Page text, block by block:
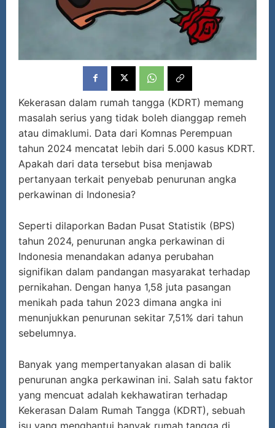
Kekerasan dalam rumah tangga (KDRT) memang
masalah serius yang tidak boleh dianggap remeh
atau dimaklumi. Data dari Komnas Perempuan
tahun 2024 mencatat lebih dari 5.000 kasus KDRT.
Apakah dari data tersebut bisa menjawab
pertanyaan terkait penyebab penurunan angka
perkawinan di Indonesia?
Seperti dilaporkan Badan Pusat Statistik (BPS)
tahun 2024, penurunan angka perkawinan di
Indonesia menandakan adanya perubahan
signifikan dalam pandangan masyarakat terhadap
pernikahan. Dengan hanya 1,58 juta pasangan
menikah pada tahun 2023 dimana angka ini
menunjukkan penurunan sekitar 7,51% dari tahun
sebelumnya.
Banyak yang mempertanyakan alasan di balik
penurunan angka perkawinan ini. Salah satu faktor
yang mencuat adalah kekhawatiran terhadap
Kekerasan Dalam Rumah Tangga (KDRT), sebuah
isu yang menghantui banyak rumah tangga di